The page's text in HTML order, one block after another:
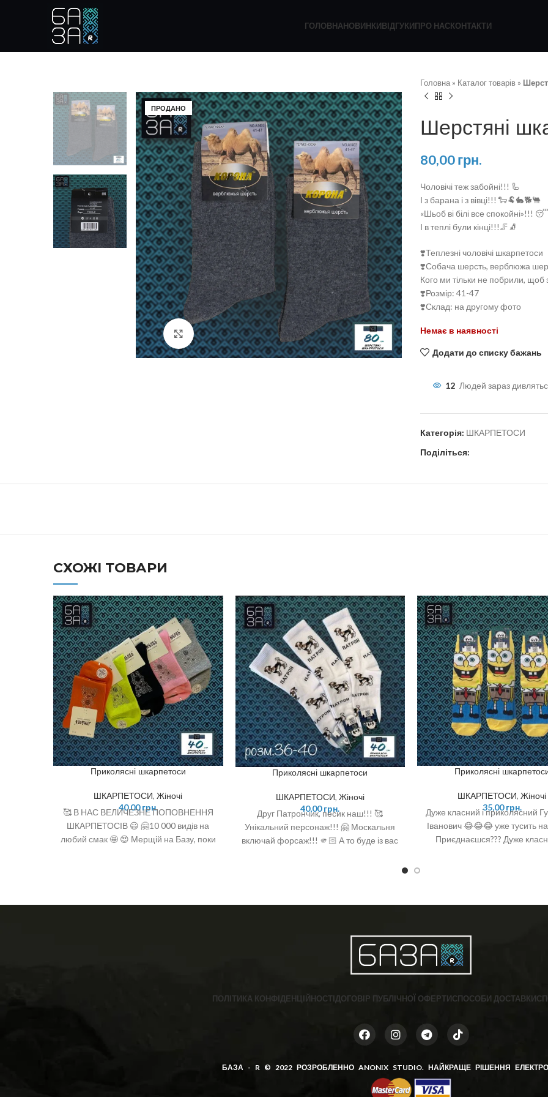
ГОЛОВНАНОВИНКИВІДГУКИПРО НАСКОНТАКТИ
ПРОДАНО
Натисніть, щоб збільшити
Головна » Каталог товарів »
Шерстяні
80,00грн.
Чоловічі теж забойні!!! 🦾
І з барана і з вівці!!! 🐑🐏🐇🐕🐫
«Шьоб ві білі все спокойні»!!! 😴
І в теплі були кінці!!!🦵🧦
❣️Теплезні чоловічі шкарпетоси
❣️Собача шерсть, верблюжа
Кого ми тільки не побрили, щоб
❣️Розмір: 41-47
❣️Склад: на другому фото
Немає в наявності
Додати до списку бажань
12 Людей зараз
Категорія: ШКАРПЕТОСИ
Поділіться:
СХОЖІ ТОВАРИ
Приколясні шкарпетоси
ШКАРПЕТОСИ,Жіночі
40,00грн.
🥰 В НАС ВЕЛИЧЕЗНЕ ПОПОВНЕННЯ
ШКАРПЕТОСІВ 😃 🤗10 000 видів на
любий смак 🤩 😍 Мерщій на Базу, поки
Приколясні шкарпетоси
ШКАРПЕТОСИ, Жіночі
40,00грн.
Друг Патрончик, песик наш!!! 🥰
Унікальний персонаж!!! 🤗 Москальня
включай форсаж!!! 🫵🏻 А то буде із вас
Приколясні
ШКАРПЕТОСИ,Жіночі
35,00грн.
Дуже класний і приколясний
Іванович 😂😂😂 уже тусить на
Приєднаєшся??? Дуже
ПОЛІТИКА КОНФІДЕНЦІЙНОСТІДОГОВІР ПУБЛІЧНОЇ ОФЕРТИСПОСОБИ ДОСТАВКИ
БАЗА - R © 2022 РОЗРОБЛЕННО ANONIX STUDIO. НАЙКРАЩЕ РІШЕННЯ